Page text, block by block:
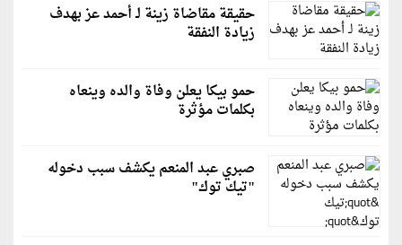
حقيقة مقاضاة زينة لـ أحمد عز بهدف
زيادة النفقة
حمو بيكا يعلن وفاة والده وينعاه
بكلمات مؤثرة
صبري عبد المنعم يكشف سبب دخوله
"تيك توك"